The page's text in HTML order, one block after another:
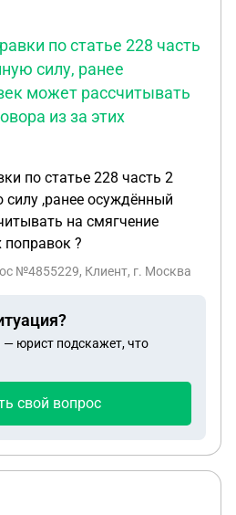
застройщиков еще от
то приостанавливали,
Какую сумму
неустойками, штрафами,
Учитывая
Как правильно
сайтах и в практике судов
(с договором ЖСК)
частного лица с
используются как
привлечения средств
жилья. Однако в
участия по Закону № 214-ФЗ,
гарантий,
законом — в том числе и
это, судебная практика
по статье 228 часть
силу, ранее
может рассчитывать
из за этих
по статье 228 часть 2
силу ,ранее осуждённый
на смягчение
поправок ?
№4855229, Клиент, г. Москва
юрист подскажет, что
свой вопрос